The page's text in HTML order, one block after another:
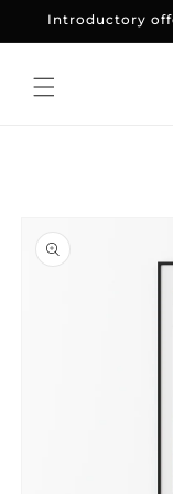
and
Introductory